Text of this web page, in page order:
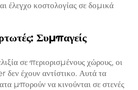
έλεγχο κοστολογίας σε δομικά
Συμπαγείς
σε περιορισμένους χώρους, οι
έχουν αντίστικο. Αυτά τα
μπορούν να κινούνται σε στενές